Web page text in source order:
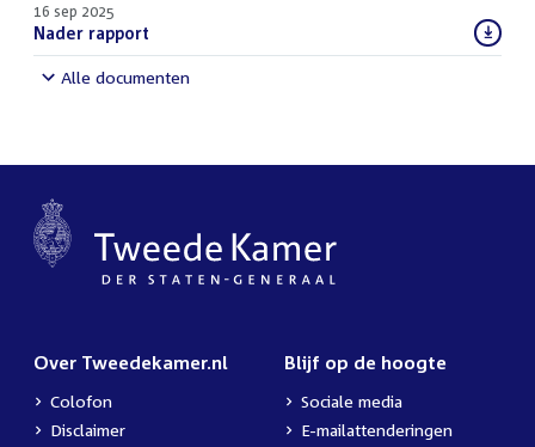
16 sep 2025
Download
bestand:
Nader rapport
Alle documenten
Over Tweedekamer.nl
Colofon
Disclaimer
Blijf op de hoogte
Sociale media
E-mailattenderingen